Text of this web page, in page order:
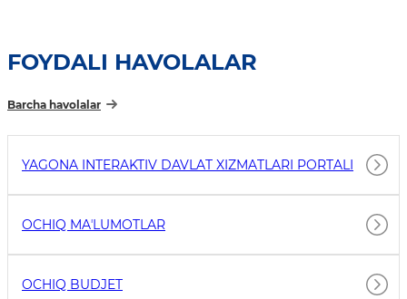
FOYDALI HAVOLALAR
Barcha havolalar
YAGONA INTERAKTIV DAVLAT XIZMATLARI PORTALI
OCHIQ MAʼLUMOTLAR
OCHIQ BUDJET